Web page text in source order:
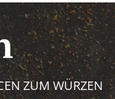
ZUM WÜRZEN